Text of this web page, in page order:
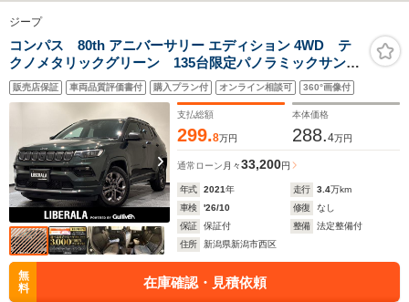
ジープ
コンパス 80th アニバーサリー エディション 4WD テ
クノメタリックグリーン 135台限定パノラミックサンル
ーフ LEDヘッドライト 専用レザーシート アクティブクル
ーズコントロール ブラインドスポットモニター プレミア
ムサウンドシステムフロントシートヒーター
販売店保証 車両品質評価書付 購入プラン付 オンライン相談可 360°画像付
支払総額
299.8万円
本体価格
288.4万円
通常ローン 月々33,200円
年式 2021年 走行 3.4万km
車検
'26/10 修復
なし
保証
保証付 整備
法定整備付
住所
新潟県新潟市西区
無
料
在庫確認・見積依頼